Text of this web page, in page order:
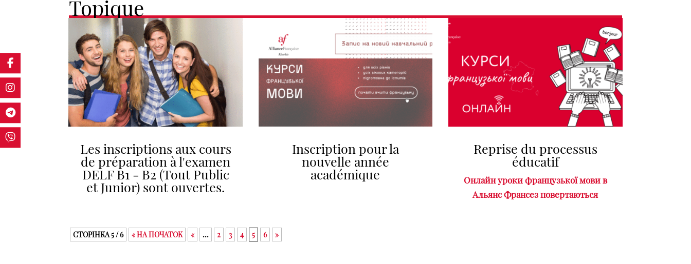
Topique
Les inscriptions aux cours
de préparation à l'examen
DELF B1 - B2 (Tout Public
et Junior) sont ouvertes.
Inscription pour la
nouvelle année
académique
Reprise du processus
éducatif
Онлайн уроки французької мови в
Альянс Франсез повертаються
СТОРІНКА 5 / 6 « НА ПОЧАТОК « ... 2 3 4 5 6 »